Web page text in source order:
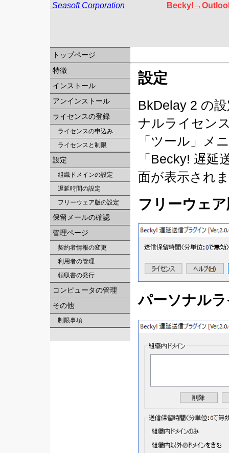
Seasoft Corporation
トップページ
特徴
インストール
アンインストール
ライセンスの登録
ライセンスの申込み
ライセンスと制限
設定
組織ドメインの設定
遅延時間の設定
フリーウェア版の設定
保留メールの確認
管理ページ
契約者情報の変更
利用者の管理
領収書の発行
コンピュータの管理
その他
制限事項
設定
BkDelay 2 の
ナルライセン
「ツール」メ
「Becky! 遅
面が表示され
フリーウェ
パーソナル